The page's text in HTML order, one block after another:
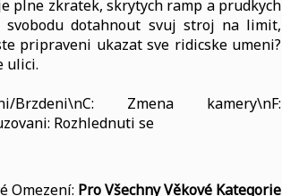
plne zkratek, skrytych ramp a prudkych
svobodu dotahnout svuj stroj na limit,
pripraveni ukazat sve ridicske umeni?
ulici.
Zmena kamery\nF:
Rozhlednuti se
Omezení: Pro Všechny Věkové Kategorie